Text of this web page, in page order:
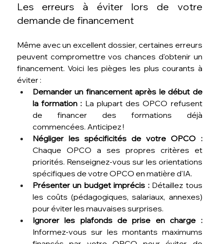
Les erreurs à éviter lors de votre
demande de financement
Même avec un excellent dossier, certaines erreurs
peuvent compromettre vos chances d'obtenir un
financement. Voici les pièges les plus courants à
éviter :
Demander un financement après le début de
la formation : La plupart des OPCO refusent
de financer des formations déjà
commencées. Anticipez !
Négliger les spécificités de votre OPCO :
Chaque OPCO a ses propres critères et
priorités. Renseignez-vous sur les orientations
spécifiques de votre OPCO en matière d'IA.
Présenter un budget imprécis : Détaillez tous
les coûts (pédagogiques, salariaux, annexes)
pour éviter les mauvaises surprises.
Ignorer les plafonds de prise en charge :
Informez-vous sur les montants maximums